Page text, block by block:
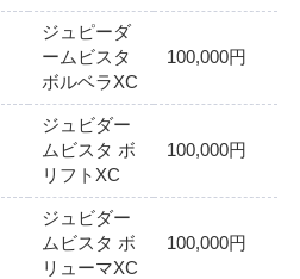
ジュピーダ
ームビスタ
ボルベラXC
100,000円
ジュビダー
ムビスタ ボ
リフトXC
100,000円
ジュビダー
ムビスタ ボ
リューマXC
100,000円